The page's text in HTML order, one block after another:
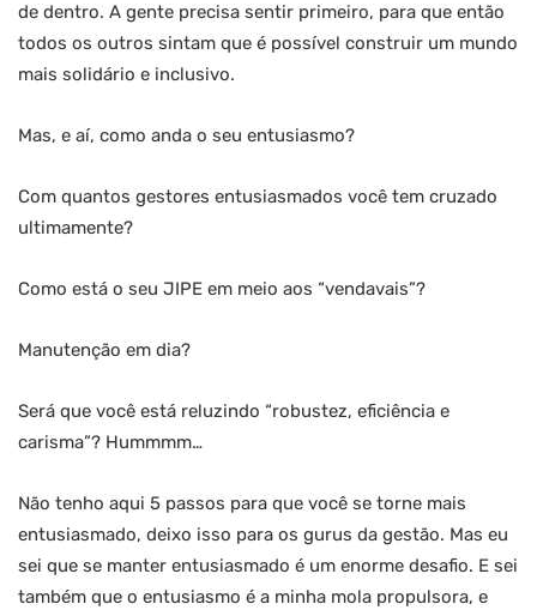
de dentro. A gente precisa sentir primeiro, para que então
todos os outros sintam que é possível construir um mundo
mais solidário e inclusivo.
Mas, e aí, como anda o seu entusiasmo?
Com quantos gestores entusiasmados você tem cruzado
ultimamente?
Como está o seu JIPE em meio aos “vendavais”?
Manutenção em dia?
Será que você está reluzindo “robustez, eficiência e
carisma”? Hummmm…
Não tenho aqui 5 passos para que você se torne mais
entusiasmado, deixo isso para os gurus da gestão. Mas eu
sei que se manter entusiasmado é um enorme desafio. E sei
também que o entusiasmo é a minha mola propulsora, e